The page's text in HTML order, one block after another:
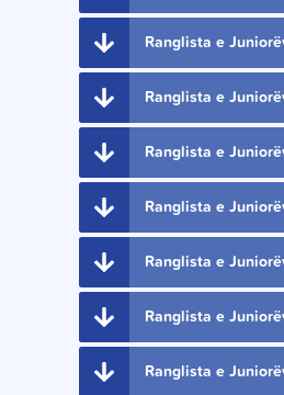
Ranglista e
Ranglista e
Ranglista e
Ranglista e
Ranglista e
Ranglista e
Ranglista e